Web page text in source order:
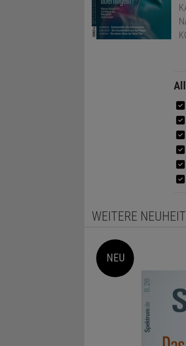
WEITERE
NEU